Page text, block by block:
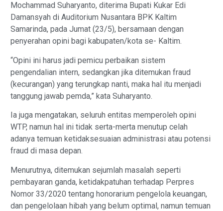
Mochammad Suharyanto, diterima Bupati Kukar Edi
Damansyah di Auditorium Nusantara BPK Kaltim
Samarinda, pada Jumat (23/5), bersamaan dengan
penyerahan opini bagi kabupaten/kota se- Kaltim.
“Opini ini harus jadi pemicu perbaikan sistem
pengendalian intern, sedangkan jika ditemukan fraud
(kecurangan) yang terungkap nanti, maka hal itu menjadi
tanggung jawab pemda,” kata Suharyanto.
Ia juga mengatakan, seluruh entitas memperoleh opini
WTP, namun hal ini tidak serta-merta menutup celah
adanya temuan ketidaksesuaian administrasi atau potensi
fraud di masa depan.
Menurutnya, ditemukan sejumlah masalah seperti
pembayaran ganda, ketidakpatuhan terhadap Perpres
Nomor 33/2020 tentang honorarium pengelola keuangan,
dan pengelolaan hibah yang belum optimal, namun temuan